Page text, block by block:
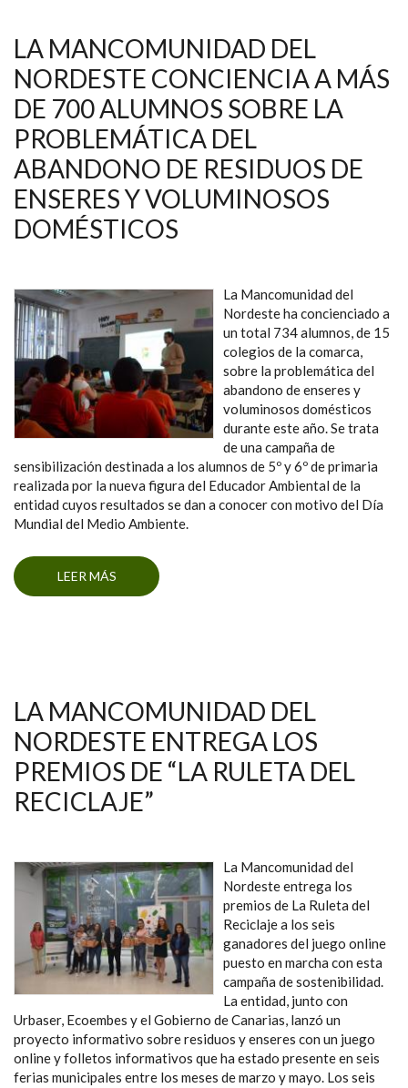
LA MANCOMUNIDAD DEL
NORDESTE CONCIENCIA A MÁS
DE 700 ALUMNOS SOBRE LA
PROBLEMÁTICA DEL
ABANDONO DE RESIDUOS DE
ENSERES Y VOLUMINOSOS
DOMÉSTICOS
La Mancomunidad del
Nordeste ha concienciado a
un total 734 alumnos, de 15
colegios de la comarca,
sobre la problemática del
abandono de enseres y
voluminosos domésticos
durante este año. Se trata
de una campaña de
sensibilización destinada a los alumnos de 5º y 6º de primaria
realizada por la nueva figura del Educador Ambiental de la
entidad cuyos resultados se dan a conocer con motivo del Día
Mundial del Medio Ambiente.
LEER MÁS
SOBRE LA MANCOMUNIDAD DEL NORDESTE
CONCIENCIA A MÁS DE 700 ALUMNOS SOBRE
LA PROBLEMÁTICA DEL ABANDONO DE
LA MANCOMUNIDAD DEL
NORDESTE ENTREGA LOS
PREMIOS DE “LA RULETA DEL
RECICLAJE”
La Mancomunidad del
Nordeste entrega los
premios de La Ruleta del
Reciclaje a los seis
ganadores del juego online
puesto en marcha con esta
campaña de sostenibilidad.
La entidad, junto con
Urbaser, Ecoembes y el Gobierno de Canarias, lanzó un
proyecto informativo sobre residuos y enseres con un juego
online y folletos informativos que ha estado presente en seis
ferias municipales entre los meses de marzo y mayo. Los seis